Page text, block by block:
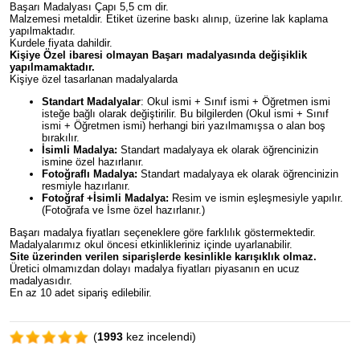
Başarı Madalyası Çapı 5,5 cm dir.
Malzemesi metaldir. Etiket üzerine baskı alınıp, üzerine lak kaplama
yapılmaktadır.
Kurdele fiyata dahildir.
Kişiye Özel ibaresi olmayan Başarı madalyasında değişiklik
yapılmamaktadır.
Kişiye özel tasarlanan madalyalarda
Standart Madalyalar: Okul ismi + Sınıf ismi + Öğretmen ismi
isteğe bağlı olarak değiştirilir. Bu bilgilerden (Okul ismi + Sınıf
ismi + Öğretmen ismi) herhangi biri yazılmamışsa o alan boş
bırakılır.
İsimli Madalya: Standart madalyaya ek olarak öğrencinizin
ismine özel hazırlanır.
Fotoğraflı Madalya: Standart madalyaya ek olarak öğrencinizin
resmiyle hazırlanır.
Fotoğraf +İsimli Madalya: Resim ve ismin eşleşmesiyle yapılır.
(Fotoğrafa ve İsme özel hazırlanır.)
Başarı madalya fiyatları seçeneklere göre farklılık göstermektedir.
Madalyalarımız okul öncesi etkinlikleriniz içinde uyarlanabilir.
Site üzerinden verilen siparişlerde kesinlikle karışıklık olmaz.
Üretici olmamızdan dolayı madalya fiyatları piyasanın en ucuz
madalyasıdır.
En az 10 adet sipariş edilebilir.
(1993 kez incelendi)